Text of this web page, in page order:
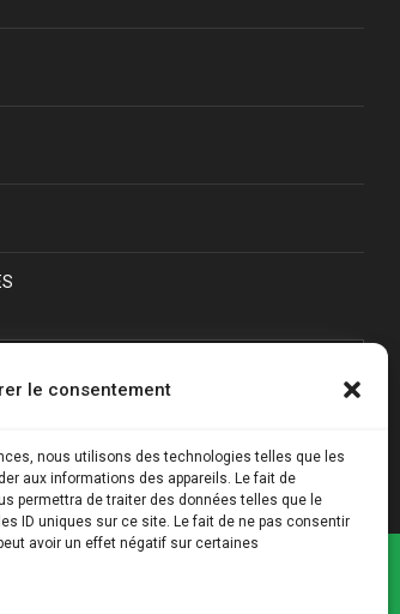
le consentement
nous utilisons des technologies telles que les
aux informations des appareils. Le fait de
permettra de traiter des données telles que le
ID uniques sur ce site. Le fait de ne pas consentir
avoir un effet négatif sur certaines